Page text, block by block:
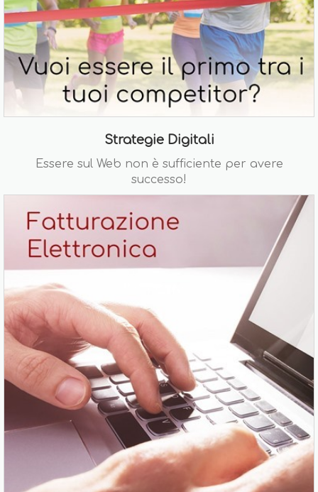
Strategie Digitali
Essere sul Web non è sufficiente per avere
successo!